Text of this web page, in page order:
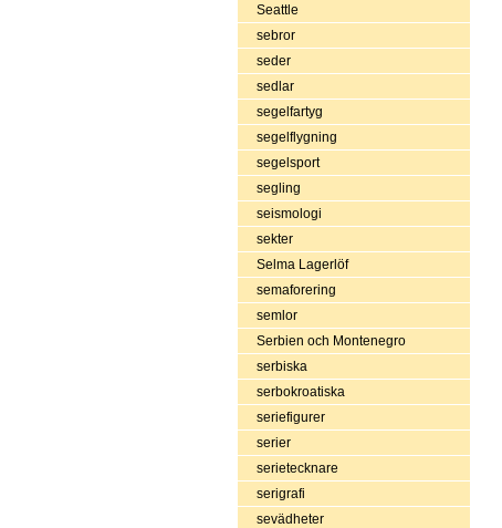
Seattle
sebror
seder
sedlar
segelfartyg
segelflygning
segelsport
segling
seismologi
sekter
Selma Lagerlöf
semaforering
semlor
Serbien och Montenegro
serbiska
serbokroatiska
seriefigurer
serier
serietecknare
serigrafi
sevädheter